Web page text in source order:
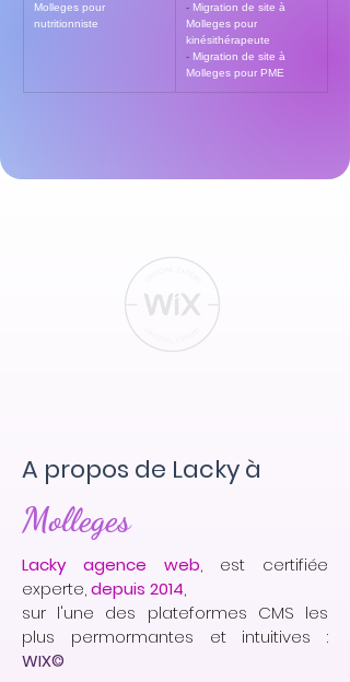
Molleges pour
nutritionniste
- Migration de site à
Molleges pour
kinésithérapeute
- Migration de site à
Molleges pour PME
A propos de Lacky à
Molleges
Lacky agence web, est certifiée
experte,depuis 2014,
sur l'une des plateformes CMS les
plus permormantes et intuitives :
WIX©